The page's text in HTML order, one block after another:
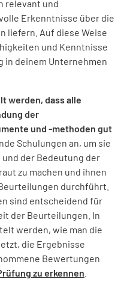
relevant und
Erkenntnisse über die
liefern. Auf diese Weise
und Kenntnisse
in deinem Unternehmen
werden, dass alle
der
und -methoden gut
Schulungen an, um sie
der Bedeutung der
zu machen und ihnen
durchführt.
sind entscheidend für
der Beurteilungen. In
werden, wie man die
die Ergebnisse
Bewertungen
zu erkennen